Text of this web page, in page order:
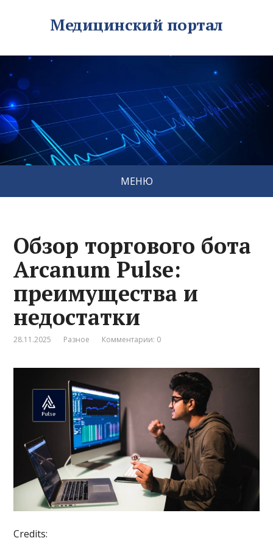
Медицинский портал
МЕНЮ
Обзор торгового бота
Arcanum Pulse:
преимущества и
недостатки
28.11.2025 Разное Комментарии: 0
Credits: